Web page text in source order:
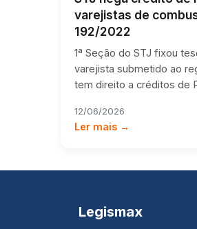
varejistas de
192/2022
1ª Seção do STJ fixou
varejista submetido ao
tem direito a créditos de
12/06/2026
Ler mais →
Legismax